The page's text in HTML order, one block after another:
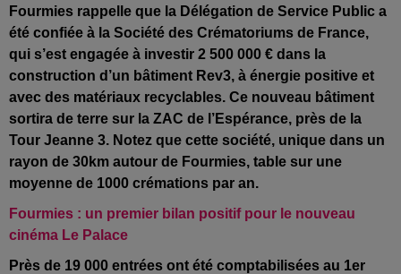
Fourmies rappelle que la Délégation de Service Public a
été confiée à la Société des Crématoriums de France,
qui s’est engagée à investir 2 500 000 € dans la
construction d’un bâtiment Rev3, à énergie positive et
avec des matériaux recyclables. Ce nouveau bâtiment
sortira de terre sur la ZAC de l’Espérance, près de la
Tour Jeanne 3. Notez que cette société, unique dans un
rayon de 30km autour de Fourmies, table sur une
moyenne de 1000 crémations par an.
Fourmies : un premier bilan positif pour le nouveau
cinéma Le Palace
Près de 19 000 entrées ont été comptabilisées au 1er